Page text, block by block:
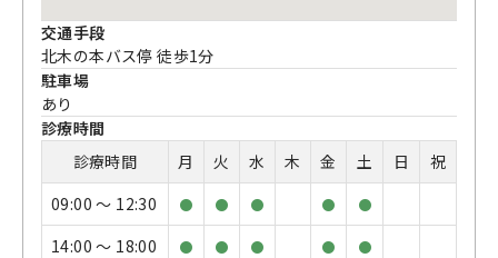
交通手段
北木の本バス停 徒歩1分
駐車場
あり
診療時間
診療時間
月 火 水 木 金 土 日
祝
09:00 〜 12:30
● ● ● ● ●
14:00 〜 18:00 ● ● ● ● ●